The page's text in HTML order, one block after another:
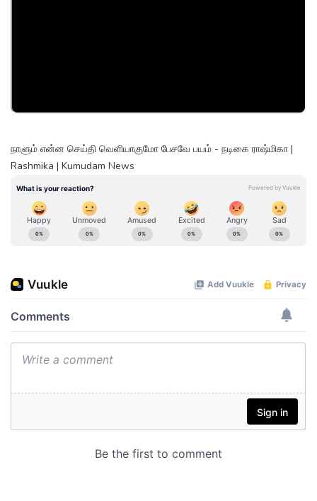
நாளும் என்ன செய்தி வெளியாகுமோ பேசவே பயம் - நடிகை ராஷ்மிகா |
Rashmika | Kumudam News